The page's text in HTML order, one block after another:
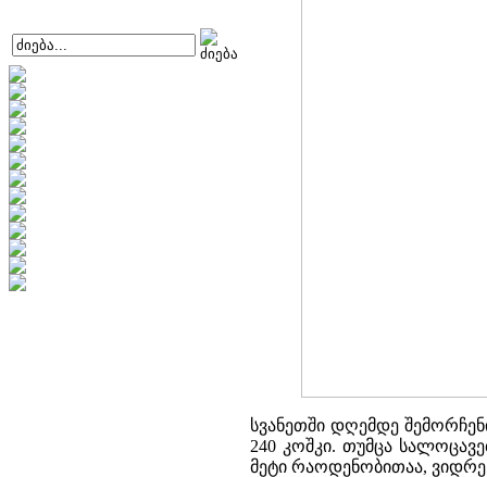
სვანეთში დღემდე
240 კოშკი. თუმცა
მეტი რაოდენობითაა,